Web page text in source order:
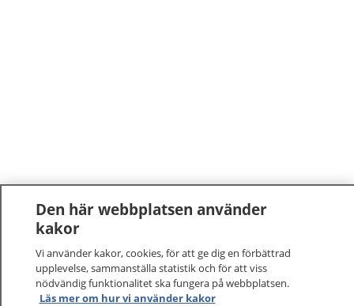
Den här webbplatsen använder
kakor
Vi använder kakor, cookies, för att ge dig en förbättrad
upplevelse, sammanställa statistik och för att viss
nödvändig funktionalitet ska fungera på webbplatsen.
Läs mer om hur vi använder kakor